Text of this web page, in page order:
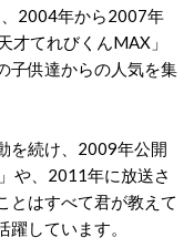
2004年から2007年
才てれびくんMAX」
子供達からの人気を集
を続け、2009年公開
や、2011年に放送さ
とはすべて君が教えて
しています。